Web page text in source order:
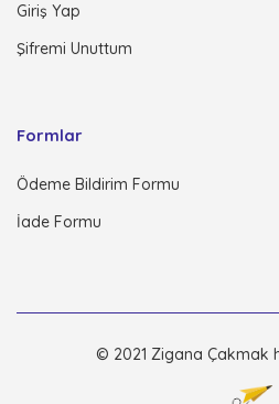
Giriş Yap
Şifremi Unuttum
Formlar
Ödeme Bildirim Formu
İade Formu
© 2021 Zigana Çakmak